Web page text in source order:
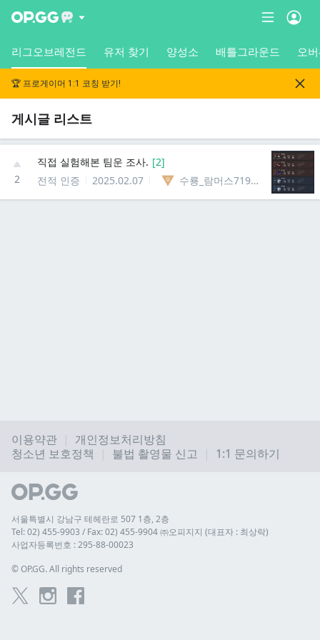
리그오브레전드 유저 찾기 양성소 배틀그라운드 오
🏆 프로게이머 1:1 코칭 받기!
게시글 리스트
2
직접 실험해본 팀운 조사. [2]
전적 인증
2025.02.07 수룡_람머스71964452489536
이용약관
개인정보처리방침
청소년 보호정책
불법 촬영물 신고 1:1 문의하기
서울특별시 강남구 테헤란로 507 1층, 2층
Tel: 02) 455-9903 / Fax: 02) 455-9904 ㈜오피지지 (대표자 : 최상락)
사업자등록번호 : 295-88-00023
© OP.GG. All rights reserved